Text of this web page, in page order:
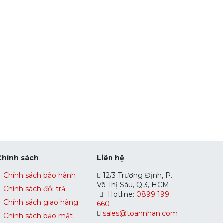
sách
Chính sách bảo hành
Chính sách đổi trả
Chính sách giao hàng
Chính sách bảo mật
Liên hệ
12/3 Trương Định, P.
Võ Thị Sáu, Q.3, HCM
Hotline: 0899 199
660
sales@toannhan.com